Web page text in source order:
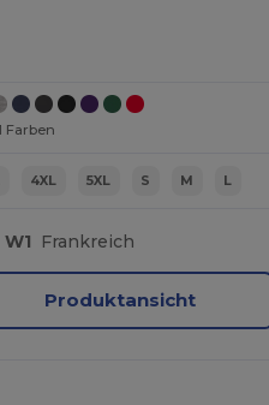
Farben
4XL 5XL S M L
W1 Frankreich
Produktansicht